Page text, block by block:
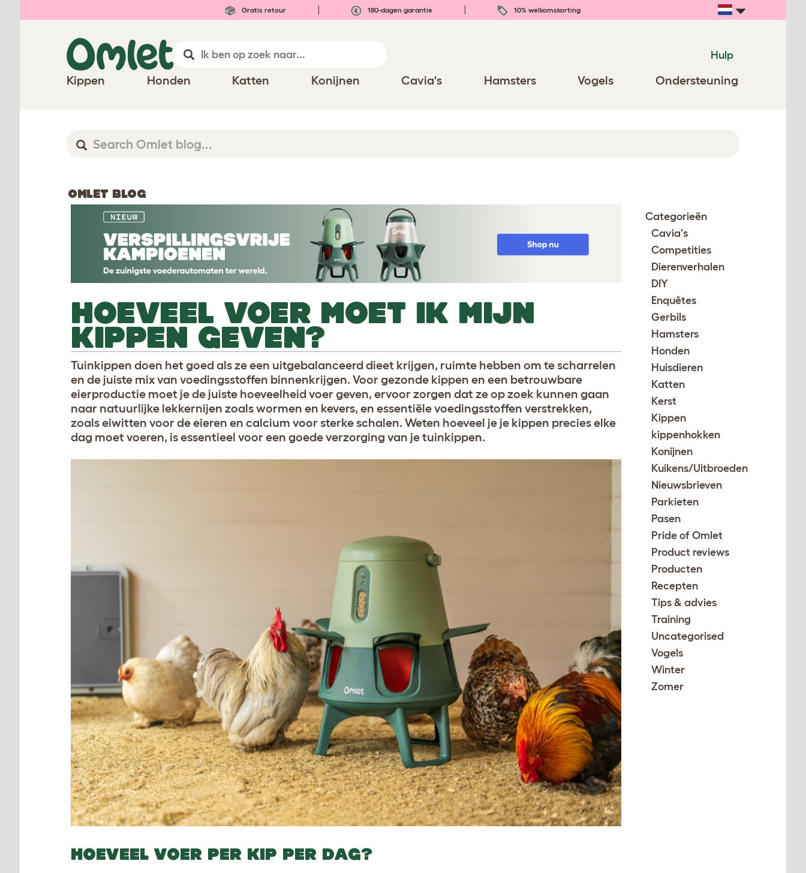
Gratis retour 180-dagen garantie 10% welkomskorting
Hulp
Kippen Honden Katten Konijnen Cavia's Hamsters Vogels Ondersteuning
OMLET BLOG
HOEVEEL VOER MOET IK MIJN
KIPPEN GEVEN?
Tuinkippen doen het goed als ze een uitgebalanceerd dieet krijgen, ruimte hebben om te scharrelen
en de juiste mix van voedingsstoffen binnenkrijgen. Voor gezonde kippen en een betrouwbare
eierproductie moet je de juiste hoeveelheid voer geven, ervoor zorgen dat ze op zoek kunnen gaan
naar natuurlijke lekkernijen zoals wormen en kevers, en essentiële voedingsstoffen verstrekken,
zoals eiwitten voor de eieren en calcium voor sterke schalen. Weten hoeveel je je kippen precies elke
dag moet voeren, is essentieel voor een goede verzorging van je tuinkippen.
HOEVEEL VOER PER KIP PER DAG?
Categorieën
Cavia's
Competities
Dierenverhalen
DIY
Enquêtes
Gerbils
Hamsters
Honden
Huisdieren
Katten
Kerst
Kippen
kippenhokken
Konijnen
Kuikens/Uitbroeden
Nieuwsbrieven
Parkieten
Pasen
Pride of Omlet
Product reviews
Producten
Recepten
Tips & advies
Training
Uncategorised
Vogels
Winter
Zomer